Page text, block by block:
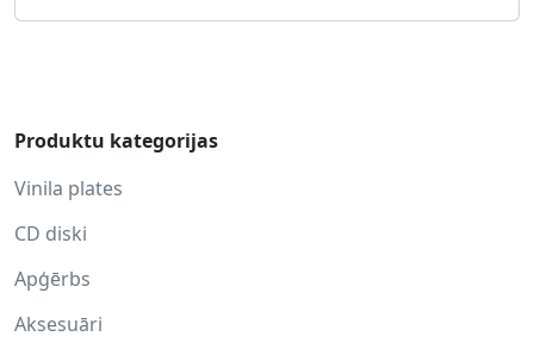
Produktu kategorijas
Vinila plates
CD diski
Apģērbs
Aksesuāri